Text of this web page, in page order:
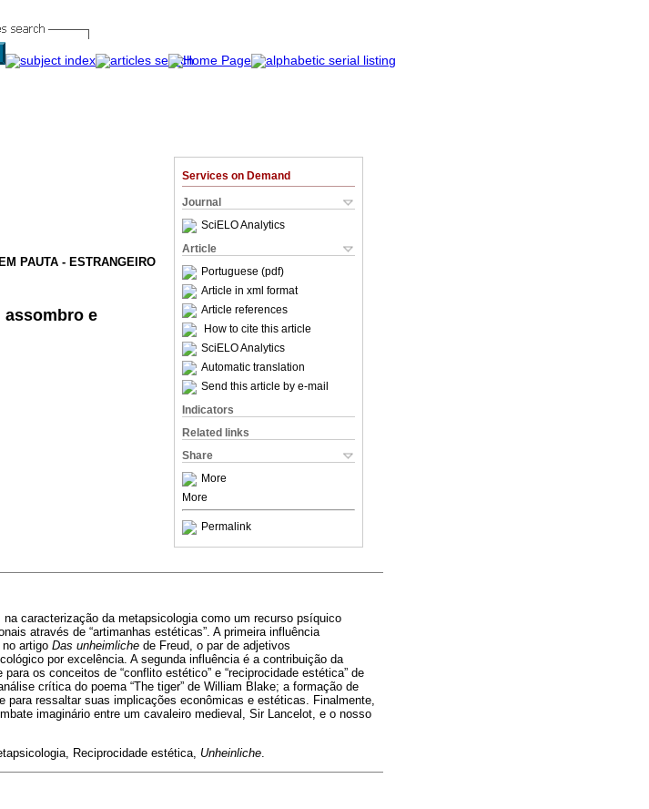
Services on Demand
Journal
SciELO Analytics
Article
Portuguese (pdf)
Article in xml format
Article references
How to cite this article
SciELO Analytics
Automatic translation
Send this article by e-mail
Indicators
Related links
Share
More
More
Permalink
EM PAUTA - ESTRANGEIRO
e
caracterização da metapsicologia como um recurso psíquico
através de “artimanhas estéticas”. A primeira influência
artigo Das unheimliche de Freud, o par de adjetivos
por excelência. A segunda influência é a contribuição da
os conceitos de “conflito estético” e “reciprocidade estética” de
crítica do poema “The tiger” de William Blake; a formação de
ressaltar suas implicações econômicas e estéticas. Finalmente,
imaginário entre um cavaleiro medieval, Sir Lancelot, e o nosso
Reciprocidade estética, Unheinliche.